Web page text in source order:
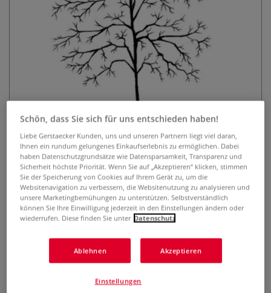
Lavinia Stempel, Fern Leaf
0 Bewertungen
Der transparente Lavinia Stempel ist optimal geeignet, um
mit Hilfe eines Acryl-Stempelblocks zauberhafte Karten,
Einladungen, Scrapbooks u.v.m. zu gestalten. Selbsthaftend
und wiederverwendbar.
Mehr
inklusive 19% bzw. 7% MwSt,
Schön, dass Sie sich für uns entschieden haben!
Liebe Gerstaecker Kunden, uns und unseren Partnern liegt viel daran,
Ihnen ein rundum gelungenes Einkaufserlebnis zu ermöglichen. Dabei
haben Datenschutzgrundsätze wie Datensparsamkeit, Transparenz und
Sicherheit höchste Priorität. Wenn Sie auf „Akzeptieren“ klicken, stimmen
Sie der Speicherung von Cookies auf Ihrem Gerät zu, um die
Websitenavigation zu verbessern, die Websitenutzung zu analysieren und
unsere Marketingbemühungen zu unterstützen. Selbstverständlich
können Sie Ihre Einwilligung jederzeit in den Einstellungen ändern oder
wiederrufen. Diese finden Sie unter Datenschutz
Ablehnen Akzeptieren
Einstellungen